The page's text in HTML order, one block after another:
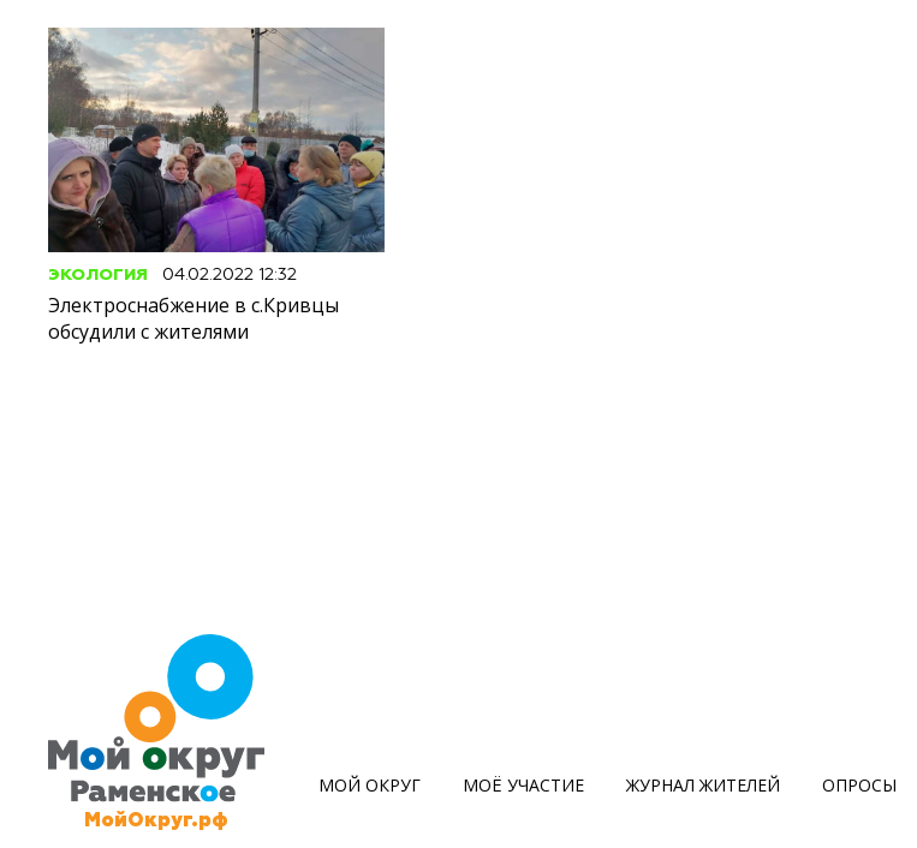
ЭКОЛОГИЯ 04.02.2022 12:32
Электроснабжение в с.Кривцы
обсудили с жителями
МойОкруг.рф
МОЙ ОКРУГ МОЁ УЧАСТИЕ ЖУРНАЛ ЖИТЕЛЕЙ ОПРОСЫ